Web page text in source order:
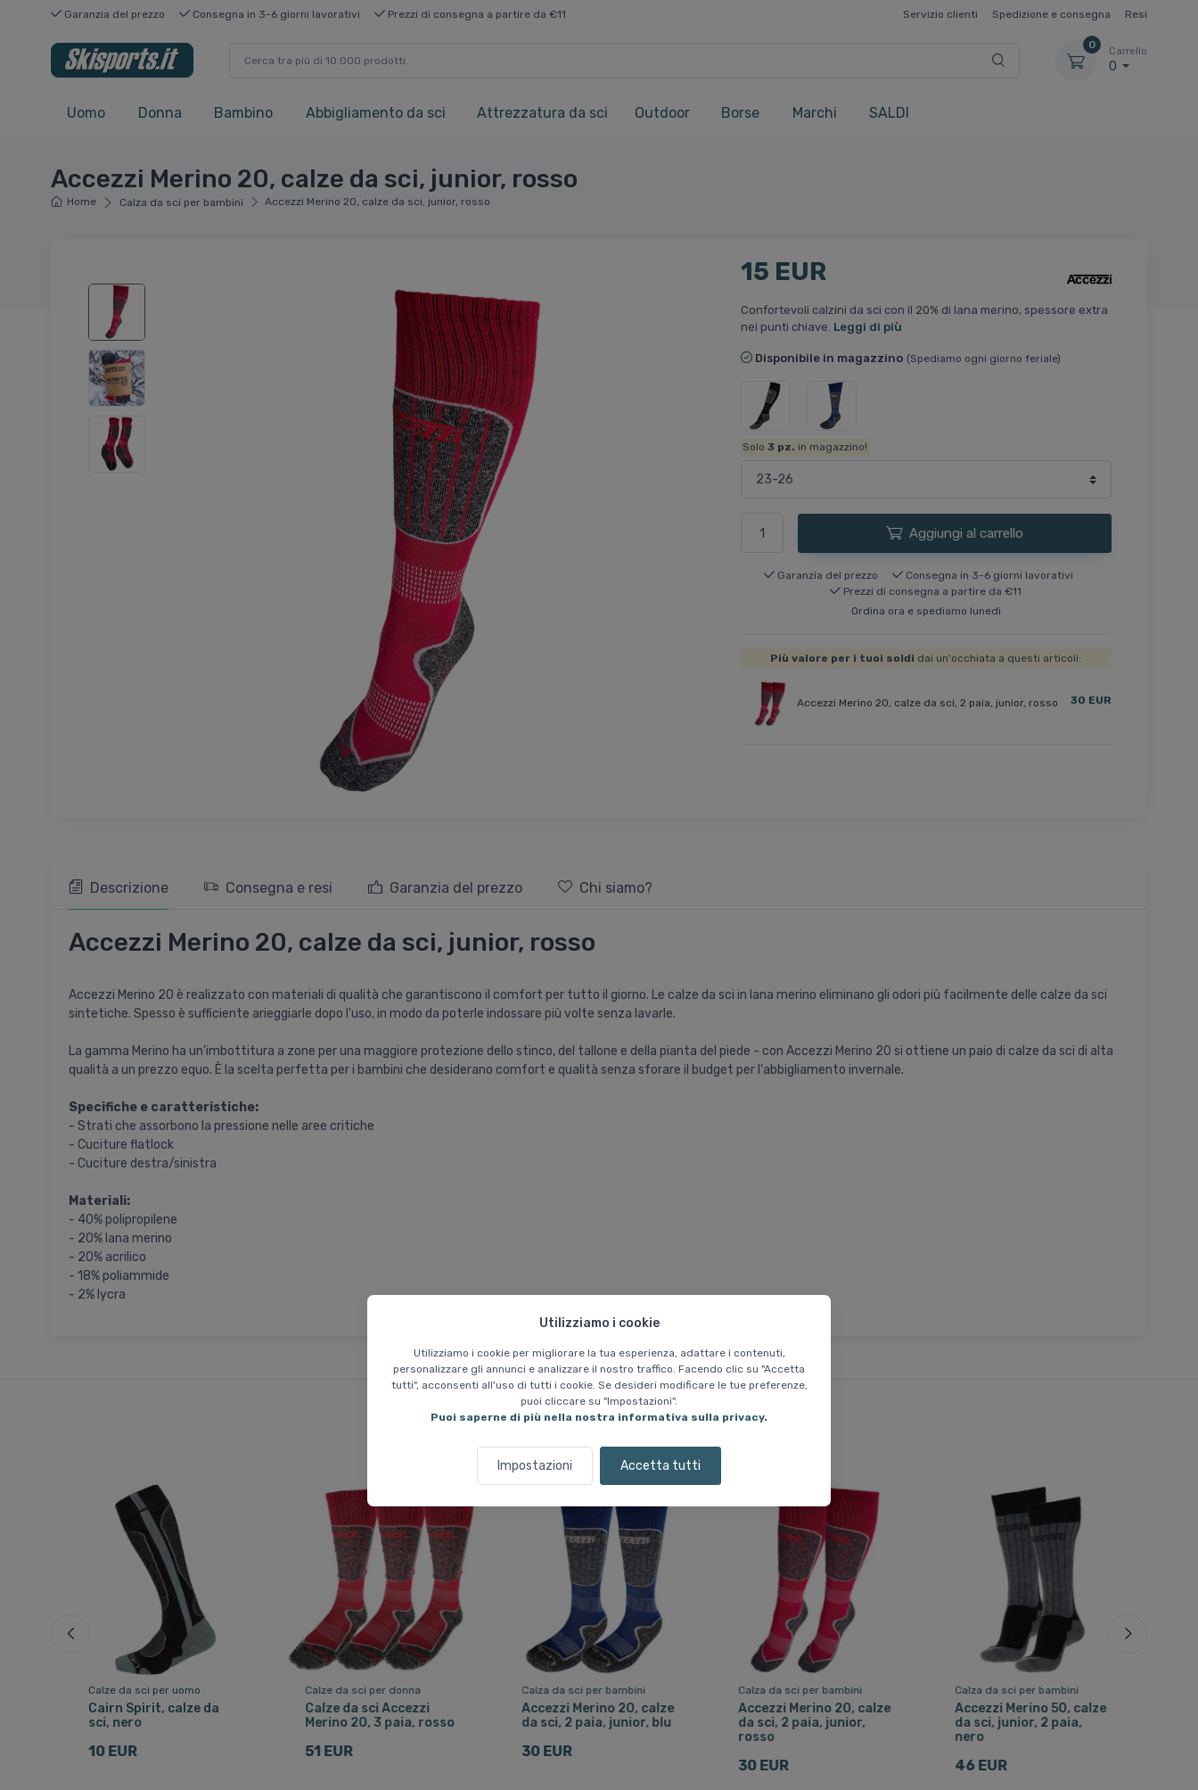
Utilizziamo i cookie
Utilizziamo i cookie per migliorare la tua esperienza, adattare i contenuti,
personalizzare gli annunci e analizzare il nostro traffico. Facendo clic su "Accetta
tutti", acconsenti all'uso di tutti i cookie. Se desideri modificare le tue preferenze,
puoi cliccare su "Impostazioni".
Puoi saperne di più nella nostra informativa sulla privacy.
Impostazioni Accetta tutti
Garanzia del prezzo Consegna in 3-6 giorni lavorativi Prezzi di consegna a partire da €11 Servizio clienti Spedizione e consegna Resi
0
Carrello
0
Uomo Donna Bambino Abbigliamento da sci Attrezzatura da sci Outdoor Borse Marchi SALDI
Accezzi Merino 20, calze da sci, junior, rosso
Home Calza da sci per bambini Accezzi Merino 20, calze da sci, junior, rosso
15 EUR
Confortevoli calzini da sci con il 20% di lana merino, spessore extra
nei punti chiave. Leggi di più
Disponibile in magazzino (Spediamo ogni giorno feriale)
Solo3 pz. in magazzino!
Aggiungi al carrello
Garanzia del prezzo
Consegna in 3-6 giorni lavorativi
Prezzi di consegna a partire da €11
Ordina ora e spediamo lunedì
Più valore per i tuoi soldi dai un'occhiata a questi articoli:
Accezzi Merino 20, calze da sci, 2 paia, junior, rosso 30 EUR
Descrizione Consegna e resi Garanzia del prezzo Chi siamo?
Accezzi Merino 20, calze da sci, junior, rosso
Accezzi Merino 20 è realizzato con materiali di qualità che garantiscono il comfort per tutto il giorno. Le calze da sci in lana merino eliminano gli odori più facilmente delle calze da sci
sintetiche. Spesso è sufficiente arieggiarle dopo l'uso, in modo da poterle indossare più volte senza lavarle.
La gamma Merino ha un'imbottitura a zone per una maggiore protezione dello stinco, del tallone e della pianta del piede - con Accezzi Merino 20 si ottiene un paio di calze da sci di alta
qualità a un prezzo equo. È la scelta perfetta per i bambini che desiderano comfort e qualità senza sforare il budget per l'abbigliamento invernale.
Specifiche e caratteristiche:
- Strati che assorbono la pressione nelle aree critiche
- Cuciture flatlock
- Cuciture destra/sinistra
Materiali:
- 40% polipropilene
- 20% lana merino
- 20% acrilico
- 18% poliammide
- 2% lycra
Calze da sci per uomo
Cairn Spirit, calze da
sci, nero
10 EUR
Calze da sci per donna
Calze da sci Accezzi
Merino 20, 3 paia, rosso
51 EUR
Calza da sci per bambini
Accezzi Merino 20, calze
da sci, 2 paia, junior, blu
30 EUR
Calza da sci per bambini
Accezzi Merino 20, calze
da sci, 2 paia, junior,
rosso
30 EUR
Calza da sci per bambini
Accezzi Merino 50, calze
da sci, junior, 2 paia,
nero
46 EUR